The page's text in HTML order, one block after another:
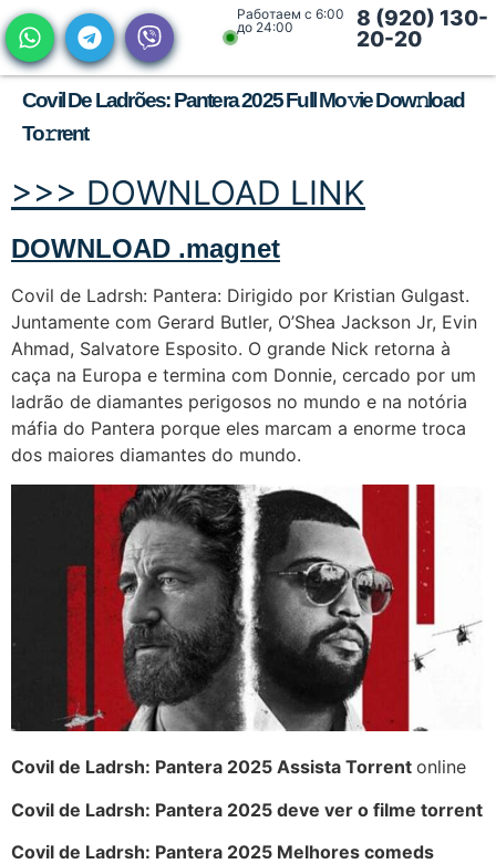
Работаем с 6:00
до 24:00
8 (920) 130-
20-20
Covil De Ladrões: Pantera 2025 Full Mo𝚟ie Dow𝚗load
To𝚛rent
>>> DOWNLOAD LINK
DOWNLOAD .magnet
Covil de Ladrsh: Pantera: Dirigido por Kristian Gulgast.
Juntamente com Gerard Butler, O’Shea Jackson Jr, Evin
Ahmad, Salvatore Esposito. O grande Nick retorna à
caça na Europa e termina com Donnie, cercado por um
ladrão de diamantes perigosos no mundo e na notória
máfia do Pantera porque eles marcam a enorme troca
dos maiores diamantes do mundo.
Covil de Ladrsh: Pantera 2025 Assista Torrent online
Covil de Ladrsh: Pantera 2025 deve ver o filme torrent
Covil de Ladrsh: Pantera 2025 Melhores comeds